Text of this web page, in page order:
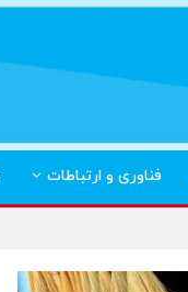
فناوری و ارتباطات